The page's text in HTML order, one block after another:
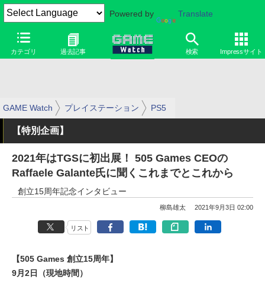
Powered by Translate
カテゴリ 過去記事 検索 Impressサイト
GAME Watch プレイステーション PS5
【特別企画】
2021年はTGSに初出展！ 505 Games CEOの
Raffaele Galante氏に聞くこれまでとこれから
創立15周年記念インタビュー
柳島雄太 2021年9月3日 02:00
リスト
【505 Games 創立15周年】
9月2日（現地時間）